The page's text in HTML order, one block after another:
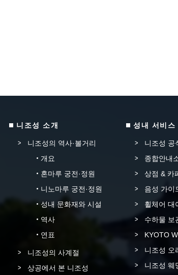
니조성 소개
니조성의 역사·볼거리
개요
혼마루 궁전·정원
니노마루 궁전·정원
성내 문화재와 시설
역사
연표
니조성의 사계절
상공에서 본 니조성
성내 서비스
니조성 공
종합안내
상점 & 카
음성 가이
휠체어 대
수하물 보
KYOTO
니조성 오
니조성 웨